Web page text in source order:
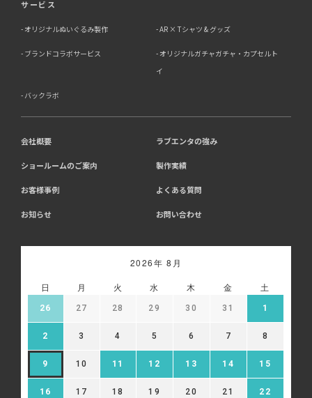
サービス
オリジナルぬいぐるみ製作 AR × Tシャツ & グッズ
ブランドコラボサービス
オリジナルガチャガチャ・カプセルト
イ
バックラボ
会社概要 ラブエンタの強み
ショールームのご案内 製作実績
お客様事例 よくある質問
お知らせ お問い合わせ
2026年 8月
日 月 火 水 木 金 土
26 27 28 29 30 31 1
2 3 4 5 6 7 8
9 10 11 12 13 14 15
16 17 18 19 20 21 22